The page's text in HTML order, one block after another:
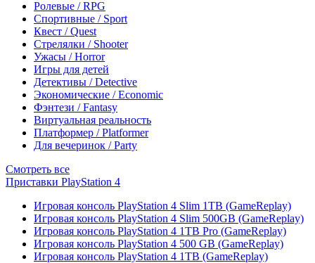
Ролевые / RPG
Спортивные / Sport
Квест / Quest
Стрелялки / Shooter
Ужасы / Horror
Игры для детей
Детективы / Detective
Экономические / Economic
Фэнтези / Fantasy
Виртуальная реальность
Платформер / Platformer
Для вечеринок / Party
Смотреть все
Приставки PlayStation 4
Игровая консоль PlayStation 4 Slim 1TB (GameReplay)
Игровая консоль PlayStation 4 Slim 500GB (GameReplay)
Игровая консоль PlayStation 4 1TB Pro (GameReplay)
Игровая консоль PlayStation 4 500 GB (GameReplay)
Игровая консоль PlayStation 4 1TB (GameReplay)